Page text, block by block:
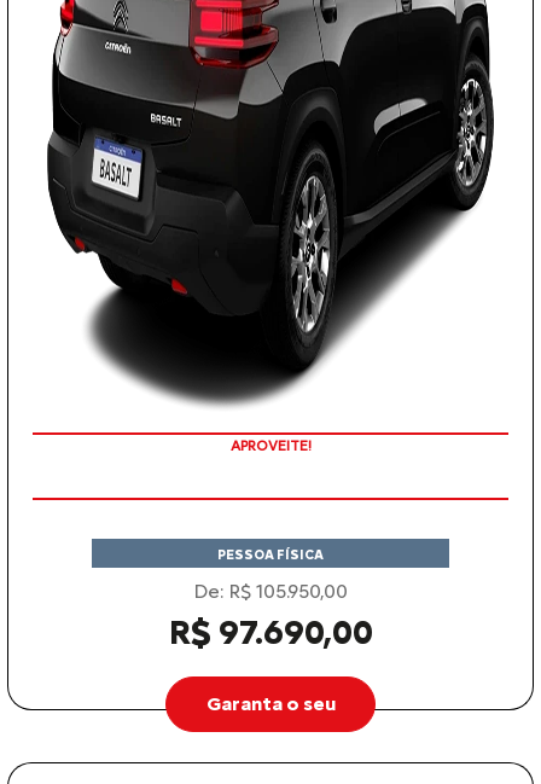
COM SEU USADO NA TROCA
PESSOA FÍSICA
De: R$ 105.950,00
R$ 97.690,00
Garanta o seu